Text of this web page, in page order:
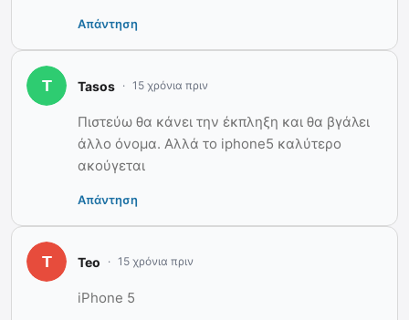
Απάντηση
Tasos 15 χρόνια πριν
Πιστεύω θα κάνει την έκπληξη και θα βγάλει
άλλο όνομα. Αλλά το iphone5 καλύτερο
ακούγεται
Απάντηση
Teo 15 χρόνια πριν
iPhone 5